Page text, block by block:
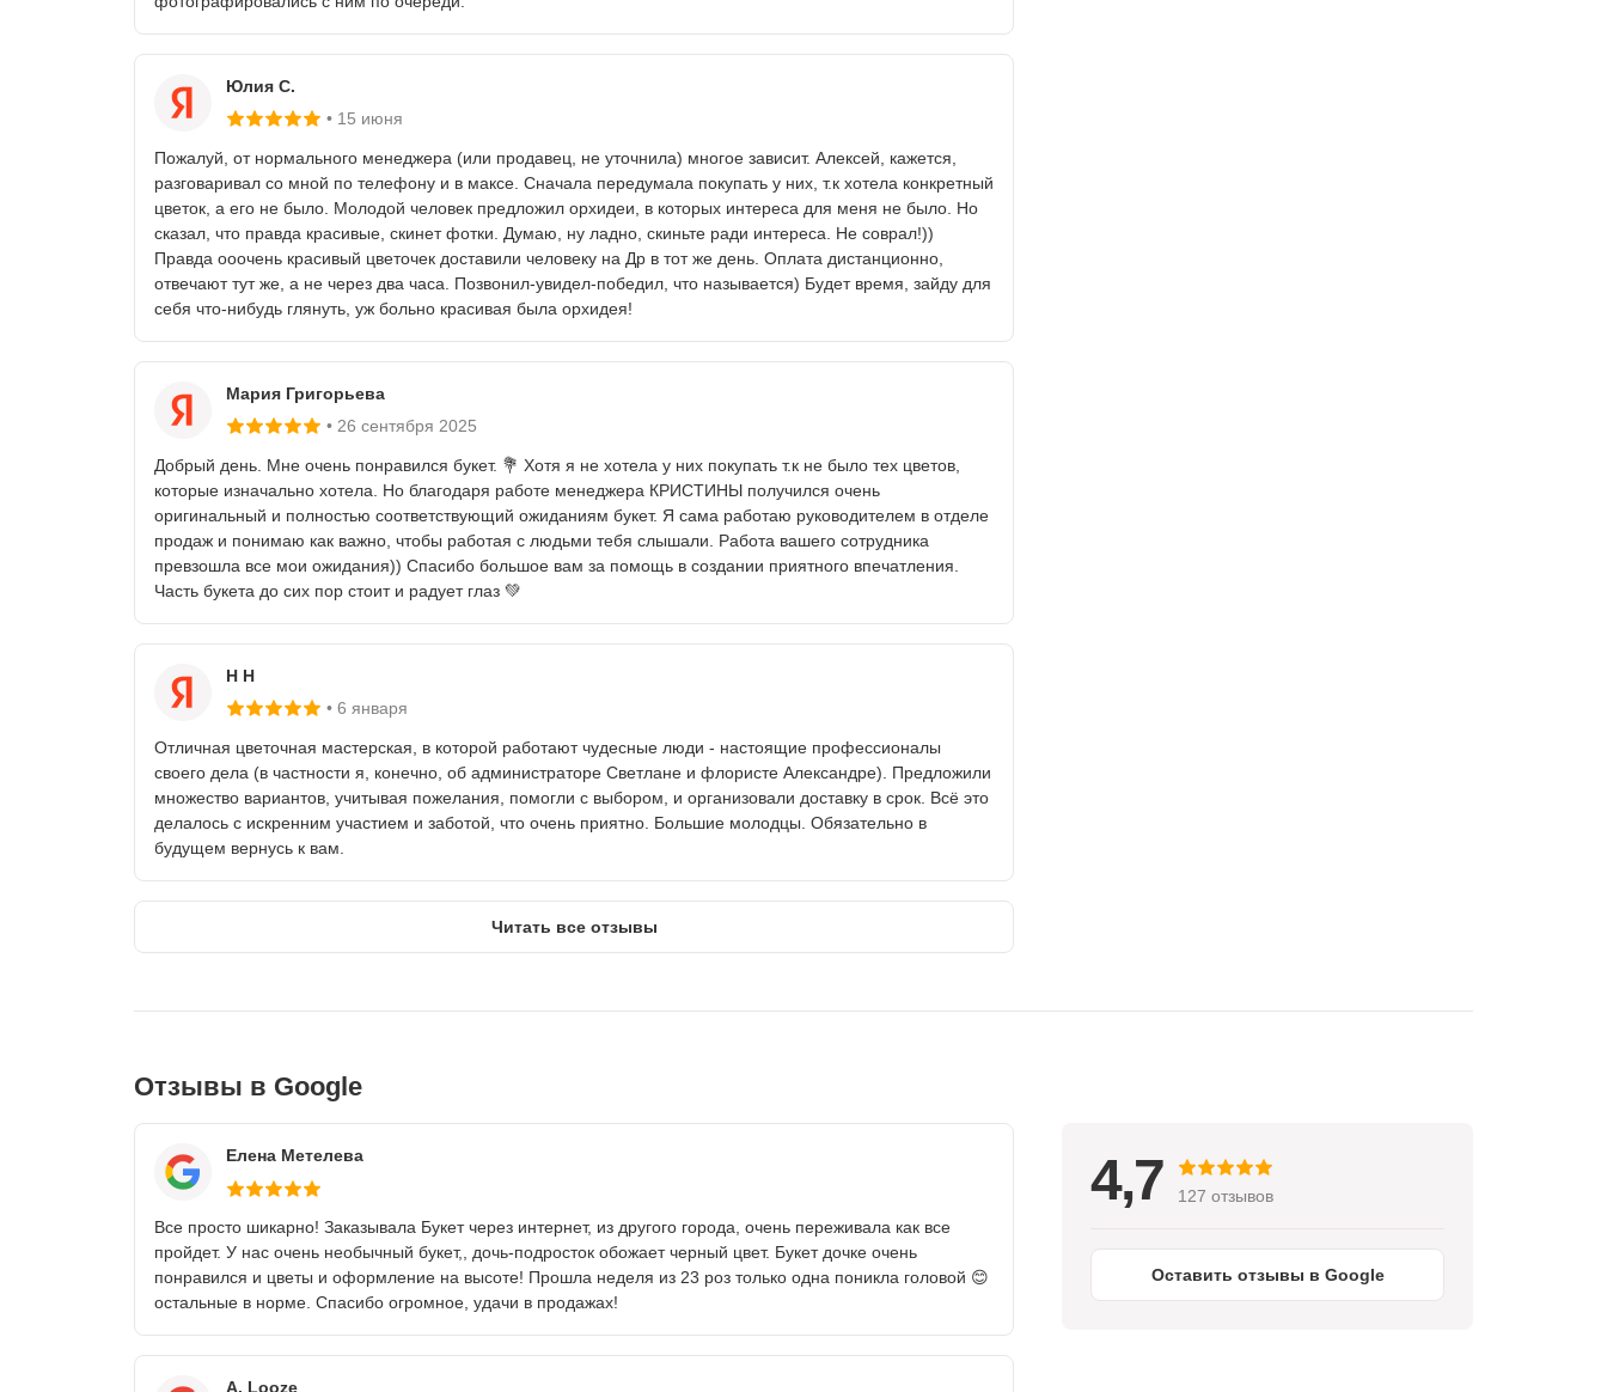
Юлия С.
15 июня
Пожалуй, от нормального менеджера (или продавец, не уточнила) многое зависит. Алексей, кажется,
разговаривал со мной по телефону и в максе. Сначала передумала покупать у них, т.к хотела конкретный
цветок, а его не было. Молодой человек предложил орхидеи, в которых интереса для меня не было. Но
сказал, что правда красивые, скинет фотки. Думаю, ну ладно, скиньте ради интереса. Не соврал!))
Правда ооочень красивый цветочек доставили человеку на Др в тот же день. Оплата дистанционно,
отвечают тут же, а не через два часа. Позвонил-увидел-победил, что называется) Будет время, зайду для
себя что-нибудь глянуть, уж больно красивая была орхидея!
Мария Григорьева
26 сентября 2025
Добрый день. Мне очень понравился букет. 💐 Хотя я не хотела у них покупать т.к не было тех цветов,
которые изначально хотела. Но благодаря работе менеджера КРИСТИНЫ получился очень
оригинальный и полностью соответствующий ожиданиям букет. Я сама работаю руководителем в отделе
продаж и понимаю как важно, чтобы работая с людьми тебя слышали. Работа вашего сотрудника
превзошла все мои ожидания)) Спасибо большое вам за помощь в создании приятного впечатления.
Часть букета до сих пор стоит и радует глаз 💚
Н Н
6 января
Отличная цветочная мастерская, в которой работают чудесные люди - настоящие профессионалы
своего дела (в частности я, конечно, об администраторе Светлане и флористе Александре). Предложили
множество вариантов, учитывая пожелания, помогли с выбором, и организовали доставку в срок. Всё это
делалось с искренним участием и заботой, что очень приятно. Большие молодцы. Обязательно в
будущем вернусь к вам.
Читать все отзывы
Отзывы в Google
4,7 127 отзывов
Оставить отзывы в Google
Елена Метелева
Все просто шикарно! Заказывала Букет через интернет, из другого города, очень переживала как все
пройдет. У нас очень необычный букет,, дочь-подросток обожает черный цвет. Букет дочке очень
понравился и цветы и оформление на высоте! Прошла неделя из 23 роз только одна поникла головой 😊
остальные в норме. Спасибо огромное, удачи в продажах!
A. Looze